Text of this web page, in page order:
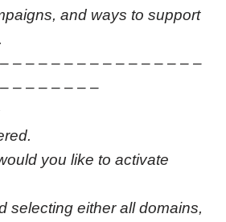
and ways to support
– – – – – – – – – – – – – – –
– – – – – – –
you like to activate
selecting either all domains,